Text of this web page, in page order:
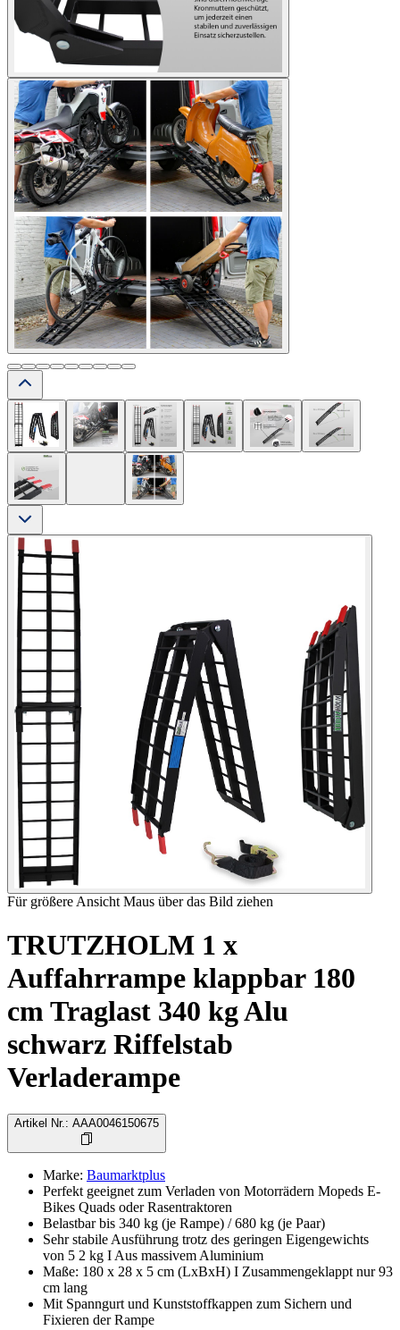
Für größere Ansicht Maus über das Bild ziehen
TRUTZHOLM 1 x
Auffahrrampe klappbar 180
cm Traglast 340 kg Alu
schwarz Riffelstab
Verladerampe
Artikel Nr. : AAA0046150675
Marke: Baumarktplus
Perfekt geeignet zum Verladen von Motorrädern Mopeds E-
Bikes Quads oder Rasentraktoren
Belastbar bis 340 kg (je Rampe) / 680 kg (je Paar)
Sehr stabile Ausführung trotz des geringen Eigengewichts
von 5 2 kg I Aus massivem Aluminium
Maße: 180 x 28 x 5 cm (LxBxH) I Zusammengeklappt nur 93
cm lang
Mit Spanngurt und Kunststoffkappen zum Sichern und
Fixieren der Rampe